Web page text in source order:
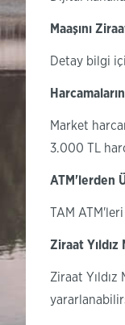
Maaşını
Detay bilgi
Market
3.000 TL
ATM'lerden
TAM
Ziraat Yıldız
Ziraat